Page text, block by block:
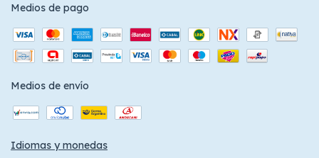
Medios de pago
Medios de envío
Idiomas y monedas